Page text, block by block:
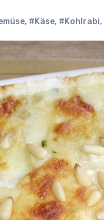
, #Käse, #Kohlrabi,